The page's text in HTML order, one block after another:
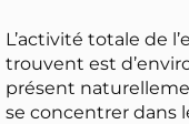
L’activité totale de
trouvent est
présent
se concentrer dans